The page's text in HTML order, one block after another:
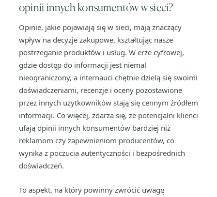
opinii innych konsumentów w sieci?
Opinie, jakie pojawiają się w sieci, mają znaczący
wpływ na decyzje zakupowe, kształtując nasze
postrzeganie produktów i usług. W erze cyfrowej,
gdzie dostęp do informacji jest niemal
nieograniczony, a internauci chętnie dzielą się swoimi
doświadczeniami, recenzje i oceny pozostawione
przez innych użytkowników stają się cennym źródłem
informacji. Co więcej, zdarza się, że potencjalni klienci
ufają opinii innych konsumentów bardziej niż
reklamom czy zapewnieniom producentów, co
wynika z poczucia autentyczności i bezpośrednich
doświadczeń.
To aspekt, na który powinny zwrócić uwagę